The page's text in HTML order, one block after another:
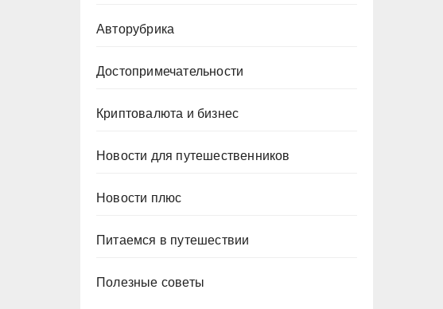
Авторубрика
Достопримечательности
Криптовалюта и бизнес
Новости для путешественников
Новости плюс
Питаемся в путешествии
Полезные советы